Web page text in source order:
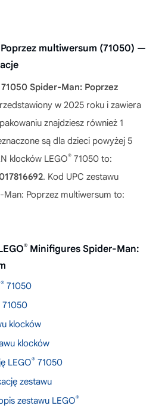
multiwersum (71050) —
71050 Spider-Man: Poprzez
w 2025 roku i zawiera
znajdziesz również 1
są dla dzieci powyżej 5
klocków LEGO® 71050 to:
. Kod UPC zestawu
Man: Poprzez multiwersum to:
® Minifigures Spider-Man:
® 71050
71050
klocków
klocków
LEGO® 71050
zestawu
zestawu LEGO®